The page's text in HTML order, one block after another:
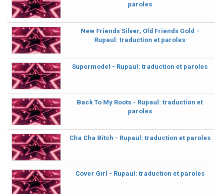
paroles
New Friends Silver, Old Friends Gold -
Rupaul: traduction et paroles
Supermodel - Rupaul: traduction et paroles
Back To My Roots - Rupaul: traduction et
paroles
Cha Cha Bitch - Rupaul: traduction et paroles
Cover Girl - Rupaul: traduction et paroles